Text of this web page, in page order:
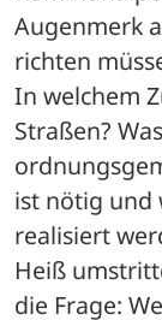
Augenmerk
richten
In welchem
Straßen?
ist nötig und
realisiert
Heiß
die Frage: